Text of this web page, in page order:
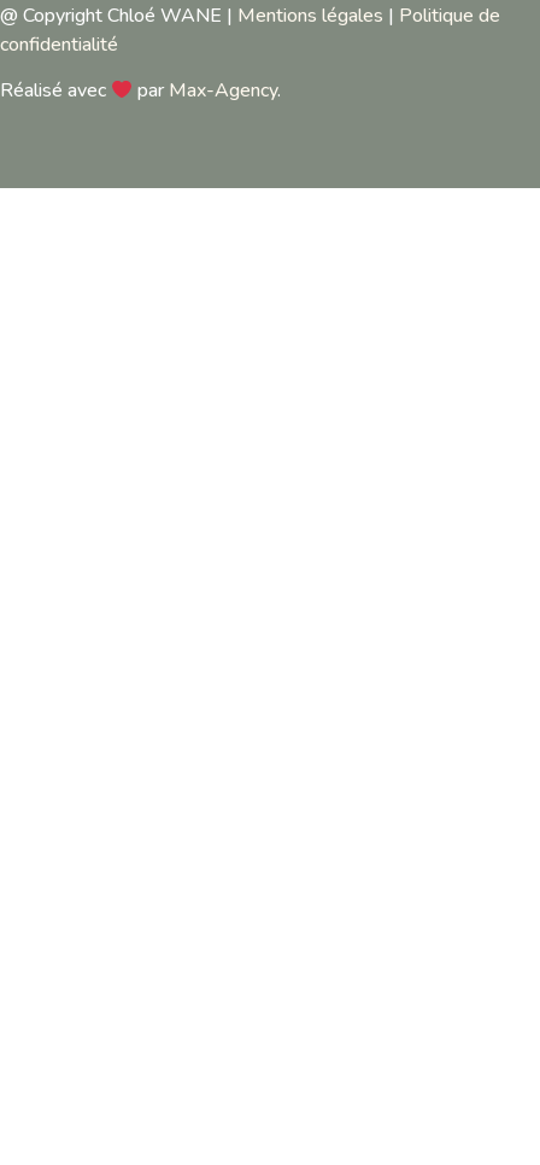
@ Copyright Chloé WANE | Mentions légales | Politique de
confidentialité
Réalisé avec
parMax-Agency.